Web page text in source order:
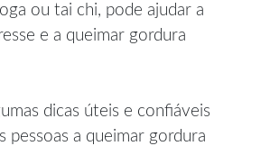
ou tai chi, pode ajudar a
e a queimar gordura
dicas úteis e confiáveis
pessoas a queimar gordura